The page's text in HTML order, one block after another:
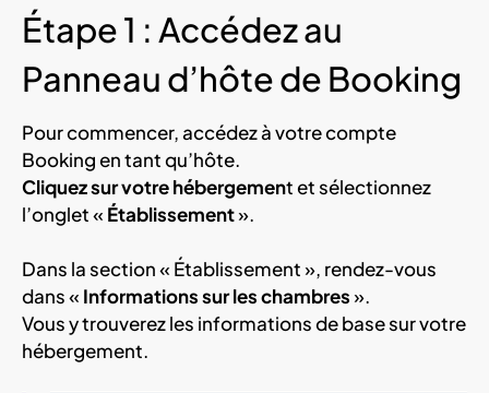
Étape 1 : Accédez au
Panneau d’hôte de Booking
Pour commencer, accédez à votre compte
Booking en tant qu’hôte.
Cliquez sur votre hébergement et sélectionnez
l’onglet « Établissement».
Dans la section « Établissement », rendez-vous
dans « Informations sur les chambres».
Vous y trouverez les informations de base sur votre
hébergement.